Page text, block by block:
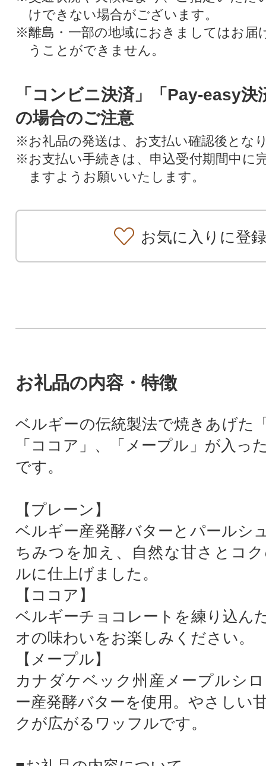
けできない場合がございます。
※離島・一部の地域におきましてはお届
うことができません。
「コンビニ決済」「Pay-easy決
の場合のご注意
※お礼品の発送は、お支払い確認後とな
※お支払い手続きは、申込受付期間中に
ますようお願いいたします。
お気に入りに登録
お礼品の内容・特徴
ベルギーの伝統製法で焼きあげた
「ココア」、「メープル」が入っ
です。
【プレーン】
ベルギー産発酵バターとパールシ
ちみつを加え、自然な甘さとコ
ルに仕上げました。
【ココア】
ベルギーチョコレートを練り込ん
オの味わいをお楽しみください。
【メープル】
カナダケベック州産メープルシ
ー産発酵バターを使用。やさしい
クが広がるワッフルです。